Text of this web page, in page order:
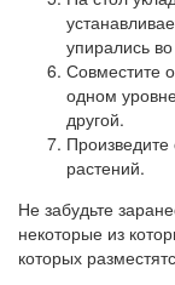
упирались
Совместите
одном
другой.
Произведите
растений.
Не забудьте
некоторые из
которых